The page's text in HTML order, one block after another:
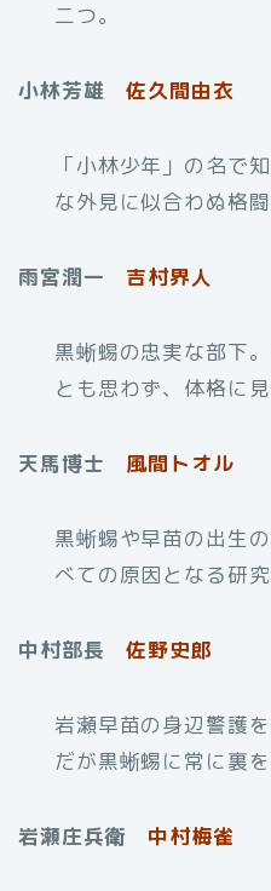
二つ。
小林芳雄佐久間由衣
「小林少年」の名で
な外見に似合わぬ格闘
雨宮潤一 吉村界人
黒蜥蜴の忠実な部下
とも思わず、体格に
天馬博士 風間トオル
黒蜥蜴や早苗の出生
べての原因となる研
中村部長佐野史郎
岩瀬早苗の身辺警護
だが黒蜥蜴に常に裏
岩瀬庄兵衛 中村梅雀